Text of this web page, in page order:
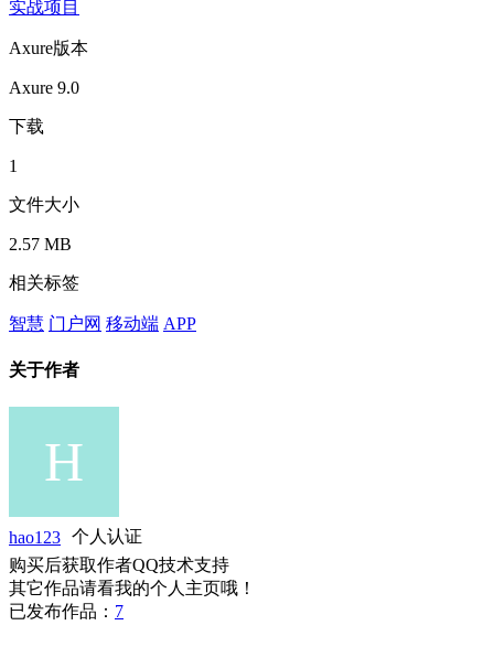
实战项目
Axure版本
Axure 9.0
下载
1
文件大小
2.57 MB
相关标签
智慧 门户网 移动端 APP
关于作者
hao123
个人认证
购买后获取作者QQ技术支持
其它作品请看我的个人主页哦！
已发布作品： 7